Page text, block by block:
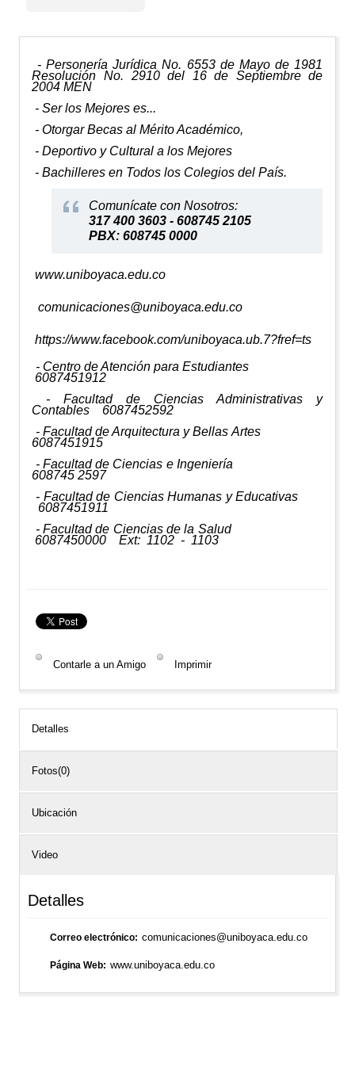
- Personería Jurídica No. 6553 de Mayo de 1981
Resolución No. 2910 del 16 de Septiembre de
2004 MEN
- Ser los Mejores es...
- Otorgar Becas al Mérito Académico,
- Deportivo y Cultural a los Mejores
- Bachilleres en Todos los Colegios del País.
Comunícate con Nosotros:
317 400 3603 - 608745 2105
PBX: 608745 0000
www.uniboyaca.edu.co
comunicaciones@uniboyaca.edu.co
https://www.facebook.com/uniboyaca.ub.7?fref=ts
- Centro de Atención para Estudiantes
6087451912
- Facultad de Ciencias Administrativas y
Contables 6087452592
- Facultad de Arquitectura y Bellas Artes
6087451915
- Facultad de Ciencias e Ingeniería
608745 2597
- Facultad de Ciencias Humanas y Educativas
6087451911
- Facultad de Ciencias de la Salud
6087450000 Ext: 1102 - 1103
Contarle a un Amigo Imprimir
Detalles
Fotos(0)
Ubicación
Video
Detalles
Correo electrónico comunicaciones@uniboyaca.edu.co
Página Web www.uniboyaca.edu.co